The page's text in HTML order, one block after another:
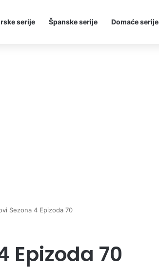
serije Španske serije Domaće serije
Sezona 4 Epizoda 70
Epizoda 70